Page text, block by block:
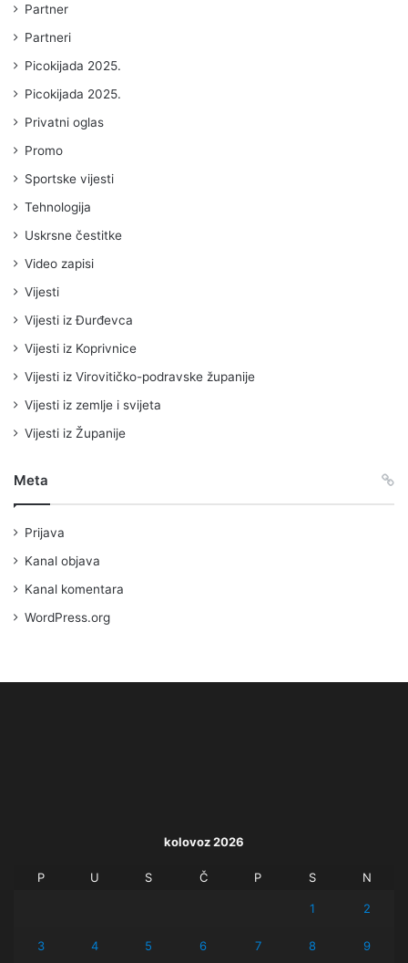
Partner
Partneri
Picokijada 2025.
Picokijada 2025.
Privatni oglas
Promo
Sportske vijesti
Tehnologija
Uskrsne čestitke
Video zapisi
Vijesti
Vijesti iz Đurđevca
Vijesti iz Koprivnice
Vijesti iz Virovitičko-podravske županije
Vijesti iz zemlje i svijeta
Vijesti iz Županije
Meta
Prijava
Kanal objava
Kanal komentara
WordPress.org
kolovoz 2026
P U S Č P S N
1 2
3 4 5 6 7 8 9